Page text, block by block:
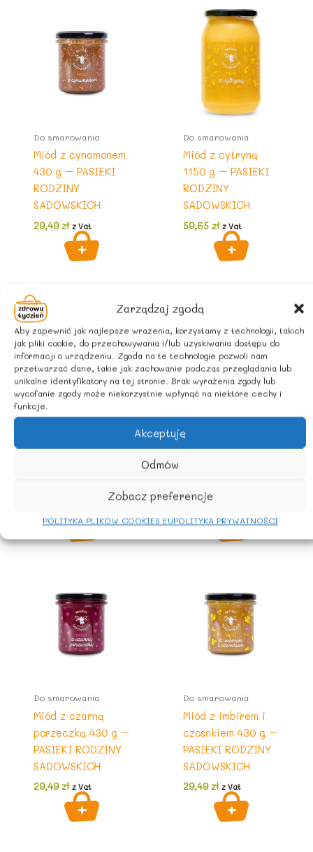
Zarządzaj zgodą
Aby zapewnić jak najlepsze wrażenia, korzystamy z technologii, takich
jak pliki cookie, do przechowywania i/lub uzyskiwania dostępu do
informacji o urządzeniu. Zgoda na te technologie pozwoli nam
przetwarzać dane, takie jak zachowanie podczas przeglądania lub
unikalne identyfikatory na tej stronie. Brak wyrażenia zgody lub
wycofanie zgody może niekorzystnie wpłynąć na niektóre cechy i
funkcje.
Akceptuję
Odmów
Zobacz preferencje
POLITYKA PLIKÓW COOKIES EUPOLITYKA PRYWATNOŚCI
Do smarowania
Miód z cynamonem
430 g – PASIEKI
RODZINY
SADOWSKICH
29,49zł z Vat
Do smarowania
Miód z cytryną
1150 g – PASIEKI
RODZINY
SADOWSKICH
59,65 zł z Vat
Do smarowania
g – PASIEKI
Do smarowania
Miód z czarną
porzeczką 1150 g
59,50
Do smarowania
Miód z czarną
porzeczką 430 g –
PASIEKI RODZINY
SADOWSKICH
29,49zł z Vat
Do smarowania
Miód z imbirem i
czosnkiem 430 g –
PASIEKI RODZINY
SADOWSKICH
29,49zł z Vat